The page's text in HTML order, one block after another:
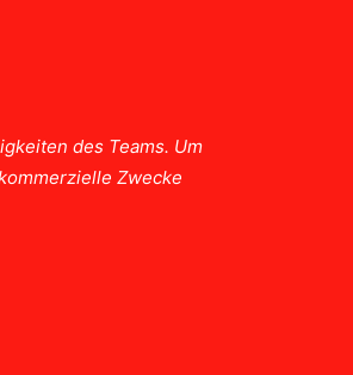
des Teams. Um
Zwecke